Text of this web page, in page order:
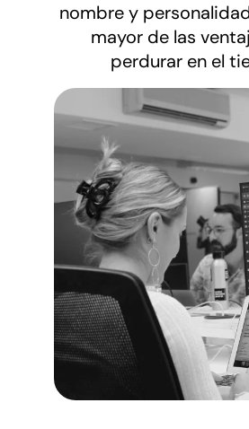
nombre y
mayor de las
perdurar en el